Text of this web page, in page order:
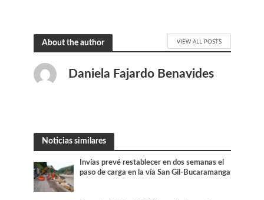
About the author VIEW ALL POSTS
Daniela Fajardo Benavides
Noticias similares
Invías prevé restablecer en dos semanas el
paso de carga en la vía San Gil-Bucaramanga